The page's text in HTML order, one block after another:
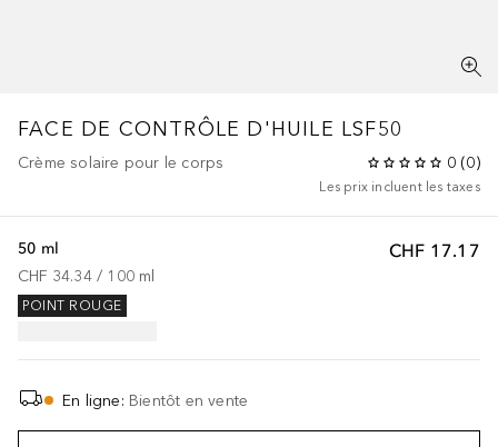
FACE DE CONTRÔLE D'HUILE LSF50
Crème solaire pour le corps 0 (0)
Les prix incluent les taxes
CHF 17.17
50 ml
CHF 34.34 / 100 ml
POINT ROUGE
En ligne: Bientôt en vente